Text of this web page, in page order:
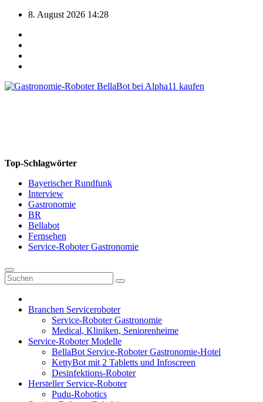
Zum
springen
8. August 2026 14:28
Top-Schlagwörter
Bayerischer Rundfunk
Interview
Gastronomie
BR
Bellabot
Fernsehen
Service-Roboter Gastronomie
Branchen Serviceroboter
Service-Roboter Gastronomie
Medical, Kliniken, Seniorenheime
Service-Roboter Modelle
BellaBot Service-Roboter Gastronomie-Hotel
KettyBot mit 2 Tabletts und Infoscreen
Desinfektions-Roboter
Hersteller Service-Roboter
Pudu-Robotics